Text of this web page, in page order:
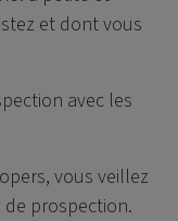
et dont vous
avec les
vous veillez
prospection.